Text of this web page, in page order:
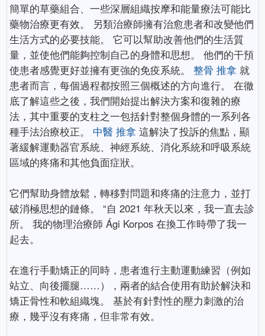
簡單的草藥組合、一些深層組織按摩和能量療法可能比
藥物治療更有效。 另類治療師擁有治愈患者和改變他們
生活方式的必要技能。 它可以幫助改善他們的生活質
量，並使他們能夠控制自己的身體和思想。 他們的干預
使患者感覺更好並擁有更強的免疫系統。 整骨 推拿就
患者而言，每個過程都按照三個概述的方向進行。 在徹
底了解這些之後，我們開始提出解決方案和復雜的療
法，其中重要的支柱之一包括針對整個身體的一系列各
種手法治療校正。 中醫 推拿這解決了投訴的焦點，顯
著緩解運動器官系統、神經系統、消化系統和呼吸系統
區域的疼痛和其他負面症狀。
它們幫助身體放鬆，轉移對問題和疼痛的注意力，並打
破消極思想的鏈條。 “自 2021 年秋天以來，我一直去診
所。 我的物理治療師 Ági Korpos 在換工作時帶了我一
起去。
在進行手動矯正的同時，患者進行主動運動練習（例如
站立、向後擺腿……），兩者的結合使用有助於解決和
矯正骨性和軟組織塊。 基於有針對性的壓力刺激的治
療，幾乎沒有疼痛，但非常有效。